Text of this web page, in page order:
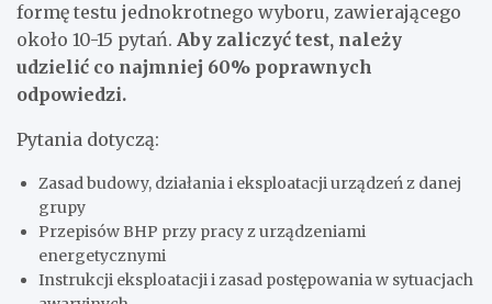
formę testu jednokrotnego wyboru, zawierającego
około 10-15 pytań. Aby zaliczyć test, należy
udzielić co najmniej 60% poprawnych
odpowiedzi.
Pytania dotyczą:
Zasad budowy, działania i eksploatacji urządzeń z danej
grupy
Przepisów BHP przy pracy z urządzeniami
energetycznymi
Instrukcji eksploatacji i zasad postępowania w sytuacjach